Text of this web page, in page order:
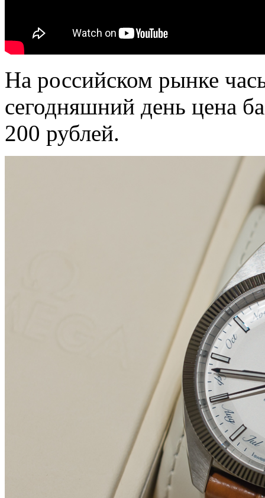
На российском рынке
сегодняшний день цена
200 рублей.